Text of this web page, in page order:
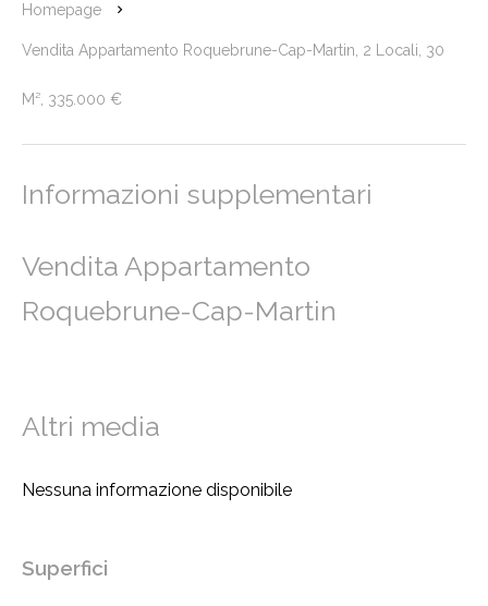
Homepage
Vendita Appartamento Roquebrune-Cap-Martin, 2 Locali, 30
M², 335.000 €
Informazioni supplementari
Vendita Appartamento
Roquebrune-Cap-Martin
Altri media
Nessuna informazione disponibile
Superfici